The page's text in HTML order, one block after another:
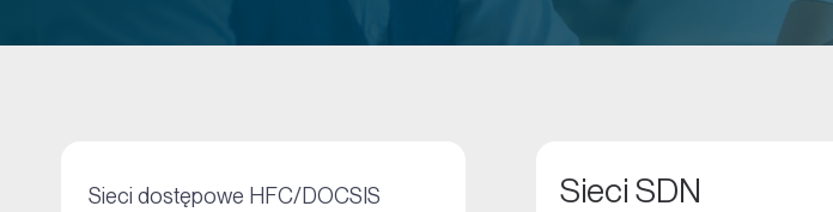
Sieci SDN
Sieci dostępowe HFC/DOCSIS